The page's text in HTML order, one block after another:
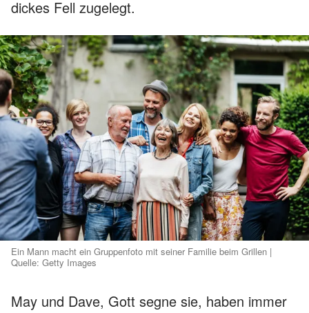
dickes Fell zugelegt.
Ein Mann macht ein Gruppenfoto mit seiner Familie beim Grillen |
Quelle: Getty Images
May und Dave, Gott segne sie, haben immer